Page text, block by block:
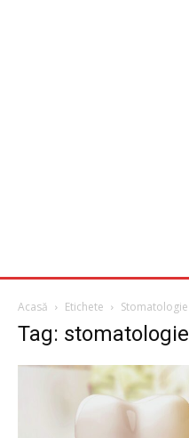
Acasă Etichete Stomatologie
Tag: stomatologie